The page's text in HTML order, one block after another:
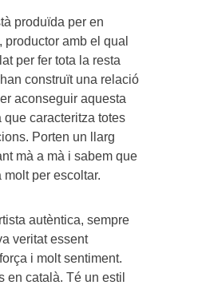
produïda per en
amb el qual
per fer tota la resta
construït una relació
aconseguir aquesta
caracteritza totes
Porten un llarg
mà a mà i sabem que
per escoltar.
autèntica, sempre
veritat essent
i molt sentiment.
en català. Té un estil